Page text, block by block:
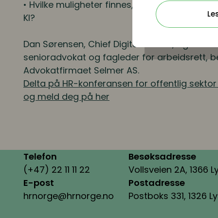
• Hvilke muligheter finnes, og hvilke
KI?
Dan Sørensen, Chief Digital Officer, ogEldrid
senioradvokat og fagleder for arbeidsrett,
Advokatfirmaet Selmer AS.
Delta på HR-konferansen for offentlig
og meld deg på her
Telefon
(+47) 22 11 11 22
E-post
hrnorge@hrnorge.no
Besøksadresse
Vollsveien 2A, 1366
Postadresse
Postboks 331, 1326